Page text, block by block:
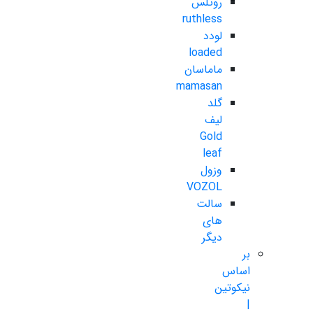
ruthless
لودد
loaded
ماماسان
mamasan
گلد
لیف
Gold
leaf
وزول
VOZOL
سالت
های
دیگر
بر
اساس
نیکوتین
|